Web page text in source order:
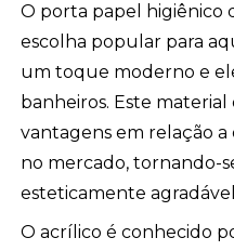
O porta papel higiênico
escolha popular para
um toque moderno e
banheiros. Este
vantagens em relação
no mercado, tornando-
esteticamente
O acrílico é conhecido